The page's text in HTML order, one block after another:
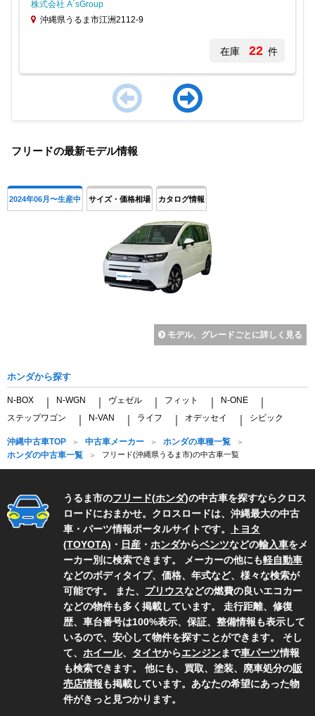
株式会社 A`sGroup
沖縄県うるま市江洲2112-9
在庫 22 件
of
フリードの最新モデル情報
2024年06月〜生産中 サイズ・価格相場 カタログ情報
モデル、グレードごとに詳しく見る
ホンダから探す
N-BOX N-WGN ヴェゼル フィット N-ONE
ステップワゴン N-VAN ライフ オデッセイ シビック
沖縄中古車TOP 中古車メーカー
ホンダの車種一覧
ホンダの中古車一覧
フリード(沖縄県うるま市)の中古車一覧
うるま市のフリード(ホンダ)の中古車を探すならクロス
ロードにおまかせ。クロスロードは、沖縄最大の中古
車・パーツ情報ポータルサイトです。
トヨタ
(TOYOTA) ・ 日産 ・ ホンダからベンツなどの輸入車をメ
ーカー別に検索できます。 メーカーの他にも軽自動車
などのボディタイプ、価格、年式など、様々な検索が
可能です。 また、 プリウスなどの燃費の良いエコカー
などの物件も多く掲載しています。 走行距離、修復
歴、車台番号は100%表示、保証、整備情報も表示して
いるので、安心して物件を探すことができます。 そし
て、 ホイール、 タイヤからエンジンまで車パーツ情報
も検索できます。 他にも、買取、塗装、廃車処分の販
売店情報も掲載しています。あなたの希望にあった物
件がきっと見つかります。